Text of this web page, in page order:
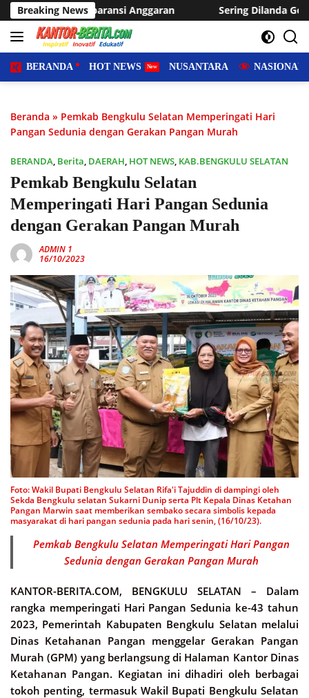
Langsung
ke
konten
Breaking News
Anggaran Sering Dilanda Genangan, Desa Sukaraja
BERANDA HOT NEWS NUSANTARA NASIONAL
Beranda » Pemkab Bengkulu Selatan Memperingati Hari
Pangan Sedunia dengan Gerakan Pangan Murah
BERANDA, Berita, DAERAH, HOT NEWS, KAB.BENGKULU SELATAN
Pemkab Bengkulu Selatan
Memperingati Hari Pangan Sedunia
dengan Gerakan Pangan Murah
ADMIN 1
16/10/2023
Foto: Wakil Bupati Bengkulu Selatan Rifa'i Tajuddin di dampingi oleh
Sekda Bengkulu selatan Sukarni Dunip serta Plt Kepala Dinas Ketahan
Pangan Marwin saat memberikan sembako secara simbolis kepada
masyarakat di hari pangan sedunia pada hari senin, (16/10/23).
Pemkab Bengkulu Selatan Memperingati Hari Pangan
Sedunia dengan Gerakan Pangan Murah
KANTOR-BERITA.COM, BENGKULU SELATAN – Dalam
rangka memperingati Hari Pangan Sedunia ke-43 tahun
2023, Pemerintah Kabupaten Bengkulu Selatan melalui
Dinas Ketahanan Pangan menggelar Gerakan Pangan
Murah (GPM) yang berlangsung di Halaman Kantor Dinas
Ketahanan Pangan. Kegiatan ini dihadiri oleh berbagai
tokoh penting, termasuk Wakil Bupati Bengkulu Selatan